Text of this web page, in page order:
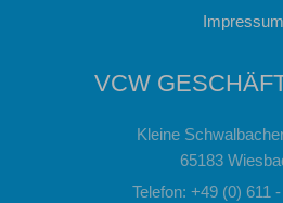
Impressum
VCW
Kleine
65183
Telefon: +49 (0) 611